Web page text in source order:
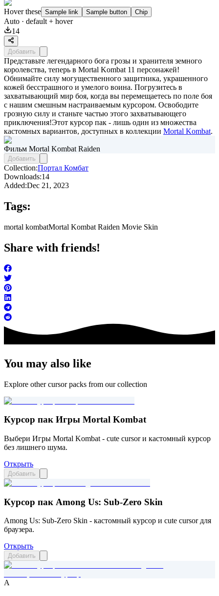
Hover these Sample link Sample button Chip
Auto · default + hover
14
Добавить
Представьте легендарного бога грозы и хранителя земного
королевства, теперь в Mortal Kombat 11 персонажей!
Обнимайте силу могущественного защитника, украшенного
кожей бесстрашного и умелого воина. Погрузитесь в
захватывающий мир боя, когда вы перемещаетесь по поле боя
с нашим смешным настраиваемым курсором. Освободите
грозную силу и станьте частью этого захватывающего
приключения!Этот курсор пак - лишь один из множества
кастомных вариантов, доступных в коллекции Mortal Kombat.
Фильм Mortal Kombat Raiden
Добавить
Collection:Портал Комбат
Downloads:14
Added:Dec 21, 2023
Tags:
mortal kombatMortal Kombat Raiden Movie Skin
Share with friends!
You may also like
Explore other cursor packs from our collection
Курсор пак Игры Mortal Kombat
Выбери Игры Mortal Kombat - cute cursor и кастомный курсор
без лишнего шума.
Открыть
Добавить
Курсор пак Among Us: Sub-Zero Skin
Among Us: Sub-Zero Skin - кастомный курсор и cute cursor для
браузера.
Открыть
Добавить
A